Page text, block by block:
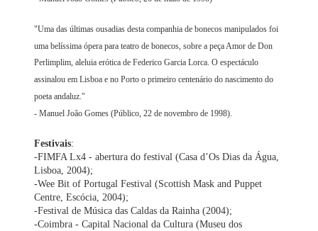
"Uma das últimas ousadias desta companhia de bonecos manipulados foi
uma belíssima ópera para teatro de bonecos, sobre a peça Amor de Don
Perlimplim, aleluia erótica de Federico Garcia Lorca. O espectáculo
assinalou em Lisboa e no Porto o primeiro centenário do nascimento do
poeta andaluz."
- Manuel João Gomes (Público, 22 de novembro de 1998).
Festivais:
-FIMFA Lx4 - abertura do festival (Casa d’Os Dias da Água,
Lisboa, 2004);
-Wee Bit of Portugal Festival (Scottish Mask and Puppet
Centre, Escócia, 2004);
-Festival de Música das Caldas da Rainha (2004);
-Coimbra - Capital Nacional da Cultura (Museu dos